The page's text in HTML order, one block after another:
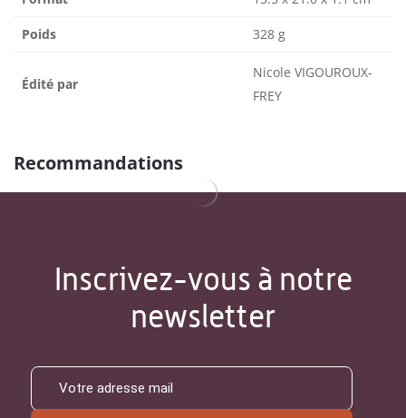
Poids 328 g
Édité par
Nicole VIGOUROUX-
FREY
Recommandations
Inscrivez-vous à notre
newsletter